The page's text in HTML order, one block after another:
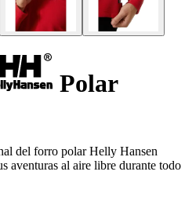
Polar
del forro polar Helly Hansen
aventuras al aire libre durante todo